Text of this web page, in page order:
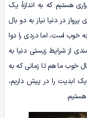
هستیم که به اندازۀ یک
پرواز در دنیا نیاز به دو بال
چه خوب است، اما دردی را دوا
از شرایط زیستی دنیا به
خوب ما هم تا زمانی که به
یک ابدیت را در پیش داریم،
هستیم.